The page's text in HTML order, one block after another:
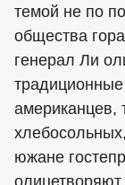
темой не по
общества
генерал Ли
американцев,
южане